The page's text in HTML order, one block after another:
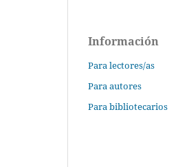
Información
Para lectores/as
Para autores
Para bibliotecarios